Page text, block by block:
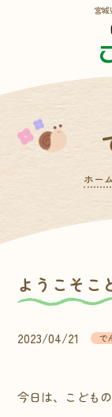
宮
ホー
ようこそこ
2023/04/21 で
今日は、こども